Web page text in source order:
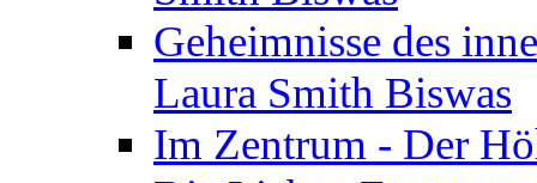
Geheimnisse des
Laura Smith Biswas
Im Zentrum - Der